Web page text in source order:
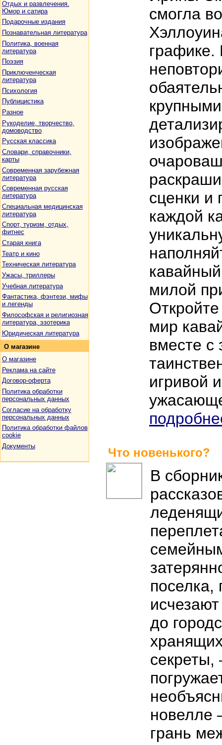
Отдых и развлечения.
Юмор и сатира
Подарочные издания
Познавательная литература
Политика, военная
литература
Поэзия
Приключенческая
литература
Психология
Публицистика
Разное
Рукоделие, творчество,
домоводство
Русская классика
Словари, справочники,
карты
Современная зарубежная
литература
Современная русская
литература
Специальная медицинская
литература
Спорт, туризм, отдых,
фитнес
Старая книга
Театр и кино
Техническая литература
Ужасы, триллеры
Учебная литература
Фантастика, фэнтези, мифы
и легенды
Философская и религиозная
литература, эзотерика
Юридическая литература
О магазине
О магазине
Реклама на сайте
Договор-оферта
Политика обработки
персональных данных
Согласие на обработку
персональных данных
Политика обработки файлов
cookie
Документы
смогла
графике.
крупными
сценки и
каждой
милой
мир
вместе с
игривой
Что новенького?
В
поселка,
до
секреты,
новелле
грань